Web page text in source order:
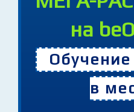
Часов
МЕГА-
на
Обучение